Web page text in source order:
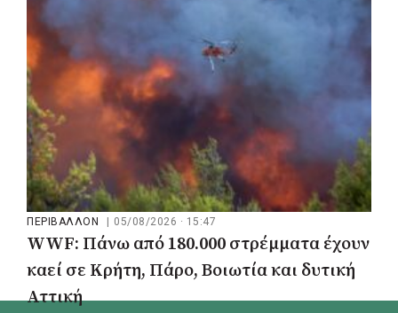
ΠΕΡΙΒΑΛΛΟΝ 05/08/2026 · 15:47
WWF: Πάνω από 180.000 στρέμματα έχουν
καεί σε Κρήτη, Πάρο, Βοιωτία και δυτική
Αττική